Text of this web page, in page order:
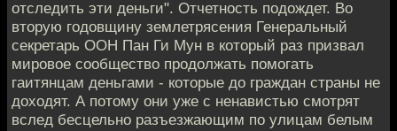
отследить эти деньги". Отчетность подождет. Во
вторую годовщину землетрясения Генеральный
секретарь ООН Пан Ги Мун в который раз призвал
мировое сообщество продолжать помогать
гаитянцам деньгами - которые до граждан страны не
доходят. А потому они уже с ненавистью смотрят
вслед бесцельно разъезжающим по улицам белым